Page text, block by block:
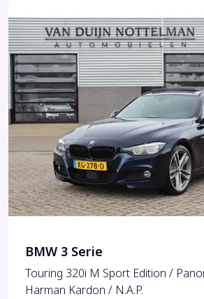
BMW 3 Serie
Touring 320i M Sport Edition /
Harman Kardon / N.A.P.